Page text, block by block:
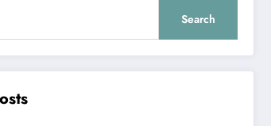
Search